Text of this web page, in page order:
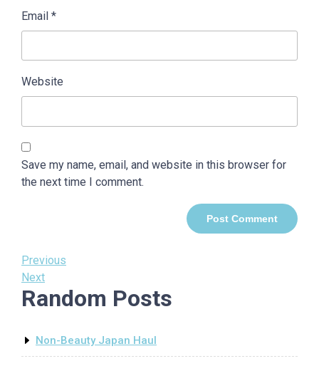
Email *
Website
Save my name, email, and website in this browser for
the next time I comment.
Post
navigation
Previous
Post
Previous
Next
Post
Next
Random Posts
Non-Beauty Japan Haul